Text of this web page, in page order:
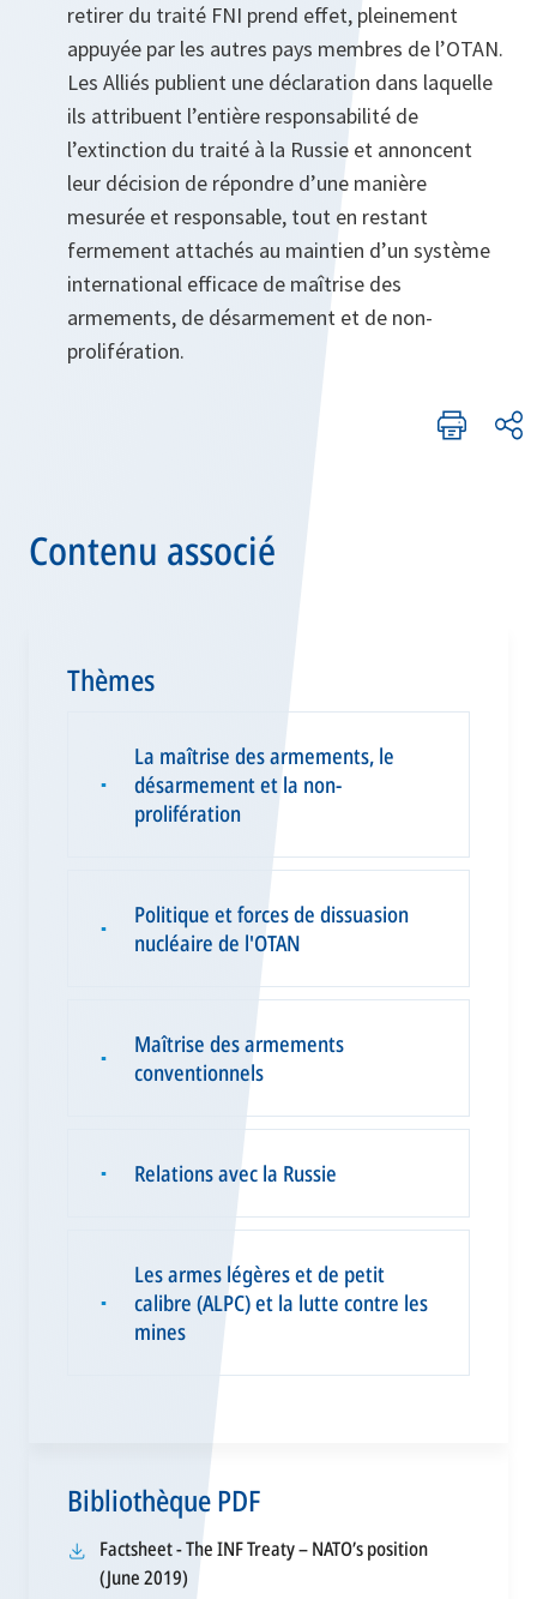
retirer du traité FNI prend effet, pleinement
appuyée par les autres pays membres de l’OTAN.
Les Alliés publient une déclaration dans laquelle
ils attribuent l’entière responsabilité de
l’extinction du traité à la Russie et annoncent
leur décision de répondre d’une manière
mesurée et responsable, tout en restant
fermement attachés au maintien d’un système
international efficace de maîtrise des
armements, de désarmement et de non-
prolifération.
Contenu associé
Thèmes
▪
La maîtrise des armements, le
désarmement et la non-
prolifération
▪
Politique et forces de dissuasion
nucléaire de l'OTAN
▪
Maîtrise des armements
conventionnels
▪ Relations avec la Russie
▪
Les armes légères et de petit
calibre (ALPC) et la lutte contre les
mines
Bibliothèque PDF
Factsheet - The INF Treaty – NATO’s position
(June 2019)